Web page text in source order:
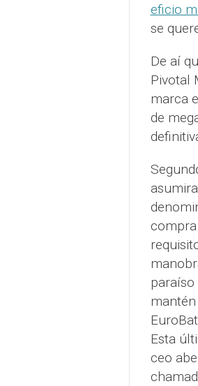
eficio
se
De aí
Pivotal
marca
de
paraíso
Esta
ceo